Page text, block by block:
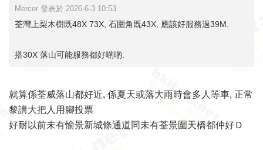
Mercer 發表於 2026-6-3 10:53
荃灣上梨木樹既48X 73X, 石圍角既43X, 應該好服務過39M.
搭30X 落山可能服務都好啲啲.
就算係荃威落山都好近, 係夏天或落大雨時會多人等車, 正常
黎講大把人用腳投票
好耐以前未有愉景新城條通道同未有荃景圍天橋都仲好Ｄ